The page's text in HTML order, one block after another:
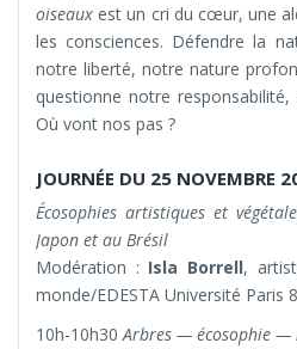
oiseaux est un cri du cœur, une
les consciences. Défendre la
notre liberté, notre nature
questionne notre
Où vont nos pas ?
JOURNÉE DU 25 NOVEMBRE
Écosophies artistiques et
Japon et au Brésil
Modération : Isla Borrell,
monde/EDESTA Université Paris 8
10h-10h30Arbres — écosophie —